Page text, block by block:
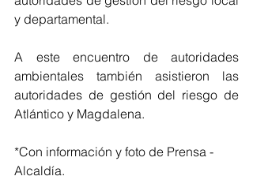
y departamental.
A este encuentro de autoridades
ambientales también asistieron las
autoridades de gestión del riesgo de
Atlántico y Magdalena.
*Con información y foto de Prensa -
Alcaldía.